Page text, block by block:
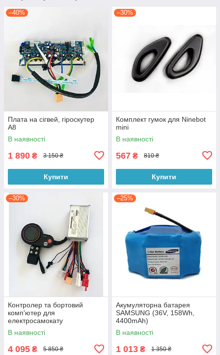
–40%
Плата на сігвей, гіроскутер
А8
В наявності
1 890 ₴ 3 150 ₴
Купити
–30%
Комплект гумок для Ninebot
mini
В наявності
567 ₴ 810 ₴
Купити
–30%
Контролер та бортовий
комп'ютер для
електросамокату
В наявності
4 095 ₴ 5 850 ₴
–25%
Акумуляторна батарея
SAMSUNG (36V, 158Wh,
4400mAh)
В наявності
1 013 ₴ 1 350 ₴